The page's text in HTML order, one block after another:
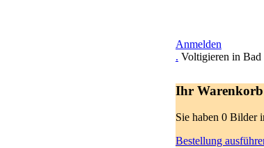
Anmelden
. Voltigieren in Bad
Ihr Warenkorb
Sie haben 0 Bilder
Bestellung